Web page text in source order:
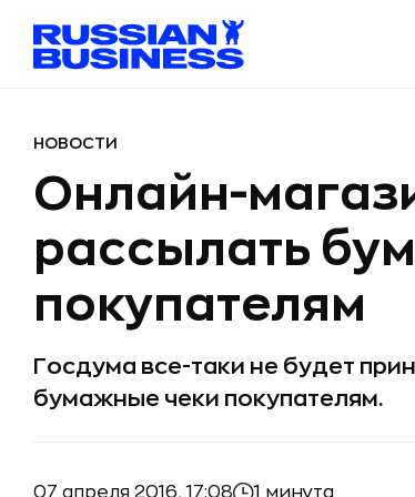
НОВОСТИ
Онлайн-
рассылать
покупателям
Госдума все-таки не будет
бумажные чеки покупателям.
07 апреля 2016, 17:08 1 минута